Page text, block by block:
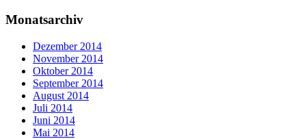
Monatsarchiv
Dezember 2014
November 2014
Oktober 2014
September 2014
August 2014
Juli 2014
Juni 2014
Mai 2014